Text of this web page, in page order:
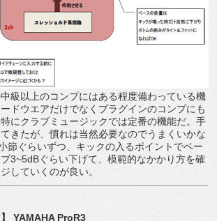
級以上のコンプにはある程度備わっている機
ドウエアだけでなくプラグインのコンプにも
にクラブミュージックでは定番の機能だ。手
きたが、慣れは当然必要なのでうまくいかな
節ぐらいずつ、キックの入るポイントでベー
3~5dBぐらい下げて、模範的なかかり方を確
していくのが良い。
】 YAMAHA ProR3